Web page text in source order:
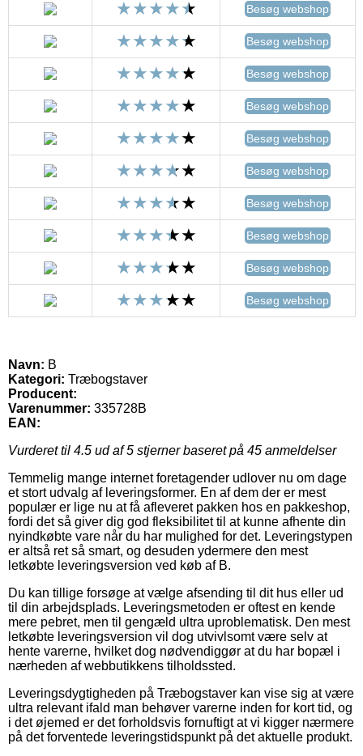
Besøg webshop
Besøg webshop
Besøg webshop
Besøg webshop
Besøg webshop
Besøg webshop
Besøg webshop
Besøg webshop
Besøg webshop
Besøg webshop
Navn: B
Kategori: Træbogstaver
Producent:
Varenummer: 335728B
EAN:
Vurderet til 4.5 ud af 5 stjerner baseret på 45 anmeldelser
Temmelig mange internet foretagender udlover nu om dage
et stort udvalg af leveringsformer. En af dem der er mest
populær er lige nu at få afleveret pakken hos en pakkeshop,
fordi det så giver dig god fleksibilitet til at kunne afhente din
nyindkøbte vare når du har mulighed for det. Leveringstypen
er altså ret så smart, og desuden ydermere den mest
letkøbte leveringsversion ved køb af B.
Du kan tillige forsøge at vælge afsending til dit hus eller ud
til din arbejdsplads. Leveringsmetoden er oftest en kende
mere pebret, men til gengæld ultra uproblematisk. Den mest
letkøbte leveringsversion vil dog utvivlsomt være selv at
hente varerne, hvilket dog nødvendiggør at du har bopæl i
nærheden af webbutikkens tilholdssted.
Leveringsdygtigheden på Træbogstaver kan vise sig at være
ultra relevant ifald man behøver varerne inden for kort tid, og
i det øjemed er det forholdsvis fornuftigt at vi kigger nærmere
på det forventede leveringstidspunkt på det aktuelle produkt.